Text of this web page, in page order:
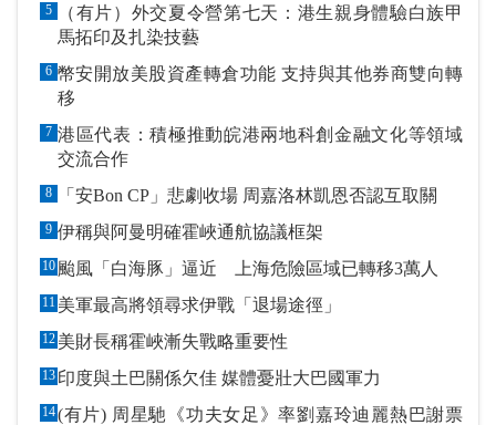
5
（有片）外交夏令營第七天：港生親身體驗白族甲
馬拓印及扎染技藝
6 幣安開放美股資產轉倉功能 支持與其他券商雙向轉
移
7 港區代表：積極推動皖港兩地科創金融文化等領域
交流合作
8 「安Bon CP」悲劇收場 周嘉洛林凱恩否認互取關
9 伊稱與阿曼明確霍峽通航協議框架
10 颱風「白海豚」逼近 上海危險區域已轉移3萬人
11 美軍最高將領尋求伊戰「退場途徑」
12 美財長稱霍峽漸失戰略重要性
13 印度與土巴關係欠佳 媒體憂壯大巴國軍力
14(有片) 周星馳《功夫女足》率劉嘉玲迪麗熱巴謝票